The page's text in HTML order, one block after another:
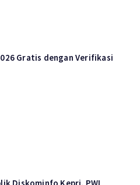
Gratis dengan Verifikasi